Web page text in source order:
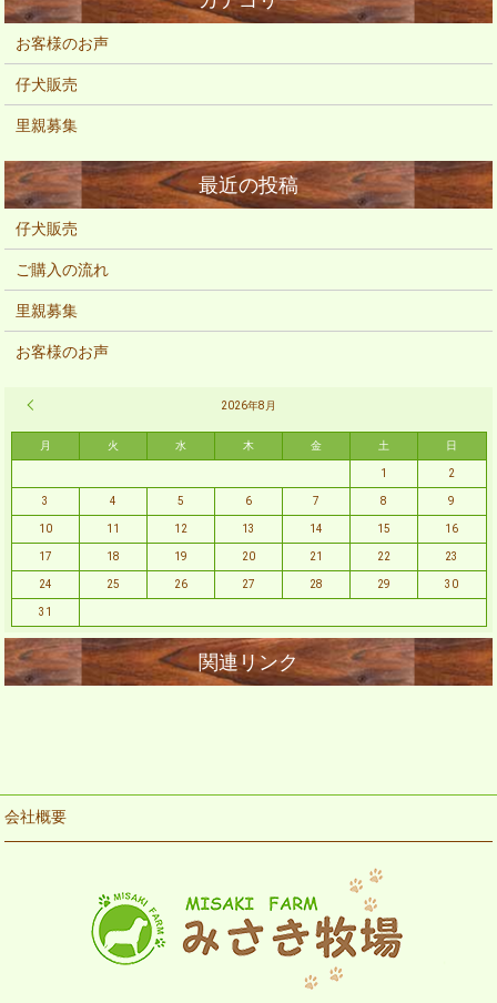
お客様のお声
仔犬販売
里親募集
仔犬販売
ご購入の流れ
里親募集
お客様のお声
2026年8月
月 火 水 木 金 土 日
1 2
3 4 5 6 7 8 9
10 11 12 13 14 15 16
17 18 19 20 21 22 23
24 25 26 27 28 29 30
31
会社概要